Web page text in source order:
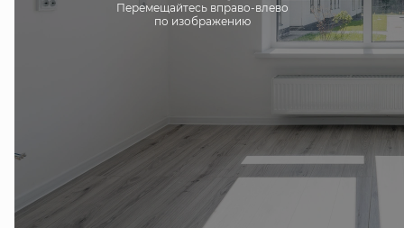
Перемещайтесь вправо-влево
по изображению